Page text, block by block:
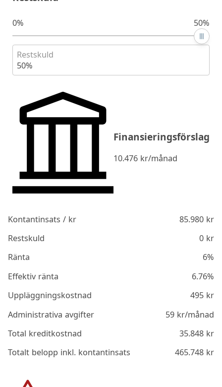
0% 50%
Restskuld
50%
Finansieringsförslag
10.476 kr/månad
Kontantinsats / kr 85.980kr
Restskuld
0kr
Ränta
6%
Effektiv ränta
6.76%
Uppläggningskostnad
495kr
Administrativa avgifter
59kr/månad
Total kreditkostnad
35.848kr
Totalt belopp inkl. kontantinsats
465.748kr